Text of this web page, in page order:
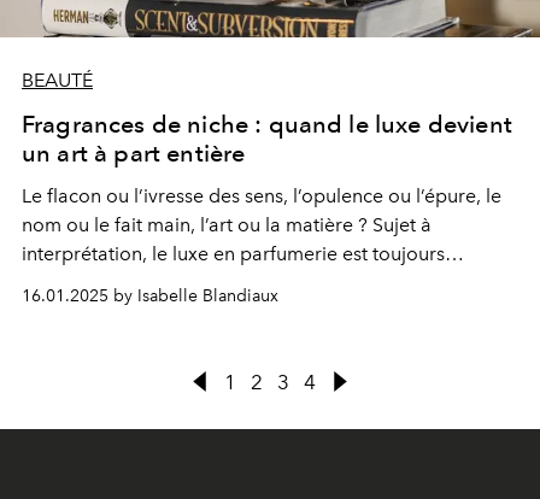
BEAUTÉ
Fragrances de niche : quand le luxe devient
un art à part entière
Le flacon ou l’ivresse des sens, l’opulence ou l’épure, le
nom ou le fait main, l’art ou la matière ? Sujet à
interprétation, le luxe en parfumerie est toujours
fabrication. Coup de sonde dans le monde des
16.01.2025 by Isabelle Blandiaux
1 2 3 4